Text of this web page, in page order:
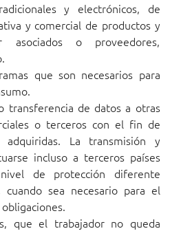
y electrónicos, de
y comercial de productos y
asociados o proveedores,
que son necesarios para
transferencia de datos a otras
o terceros con el fin de
adquiridas. La transmisión y
incluso a terceros países
de protección diferente
cuando sea necesario para el
que el trabajador no queda